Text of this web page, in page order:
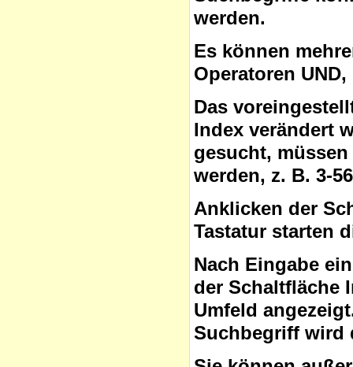
werden.
Es können
Operatoren
Das
Index verändert
gesucht,
werden, z. B. 3-
Anklicken der
Tastatur starten
Nach Eingabe
der Schaltfläche
Umfeld
Suchbegriff wird